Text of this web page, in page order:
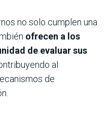
no solo cumplen una
ofrecen a los
de evaluar sus
al
de